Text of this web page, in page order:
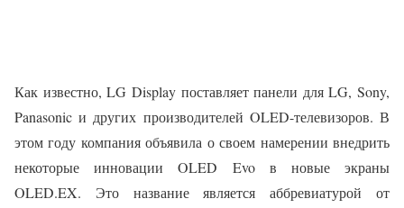
Как известно, LG Display поставляет панели для LG, Sony,
Panasonic и других производителей OLED-телевизоров. В
этом году компания объявила о своем намерении внедрить
некоторые инновации OLED Evo в новые экраны
OLED.EX. Это название является аббревиатурой от